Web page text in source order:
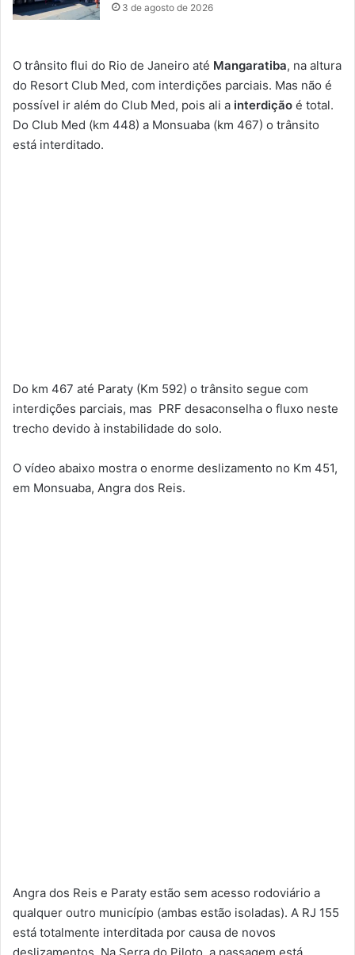
3 de agosto de 2026
O trânsito flui do Rio de Janeiro até Mangaratiba, na altura
do Resort Club Med, com interdições parciais. Mas não é
possível ir além do Club Med, pois ali a interdição é total.
Do Club Med (km 448) a Monsuaba (km 467) o trânsito
está interditado.
Do km 467 até Paraty (Km 592) o trânsito segue com
interdições parciais, mas PRF desaconselha o fluxo neste
trecho devido à instabilidade do solo.
O vídeo abaixo mostra o enorme deslizamento no Km 451,
em Monsuaba, Angra dos Reis.
Angra dos Reis e Paraty estão sem acesso rodoviário a
qualquer outro município (ambas estão isoladas). A RJ 155
está totalmente interditada por causa de novos
deslizamentos. Na Serra do Piloto, a passagem está